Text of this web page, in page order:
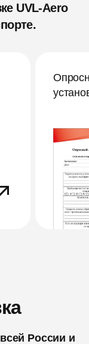
UVL-Aero
России и